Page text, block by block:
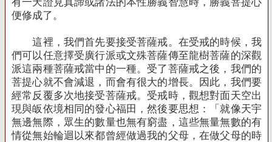
便修成了。
這裡，我們首先要接受菩薩戒。在受戒的時候，我
們可以任意擇受廣行派或文殊菩薩傳至龍樹菩薩的深觀
派這兩種菩薩戒當中的一種。受了菩薩戒之後，我們的
菩提心就不會減退，而會有很大的增長。因此，我們要
經常反覆多次地接受菩薩戒。受戒時，觀想對面天空出
現與皈依境相同的發心福田，然後要思想：「就像天宇
無邊無際，眾生的數量也無有窮盡，這些無量無數的有
情從無始輪迴以來都曾經做過我的父母，在做父母的時